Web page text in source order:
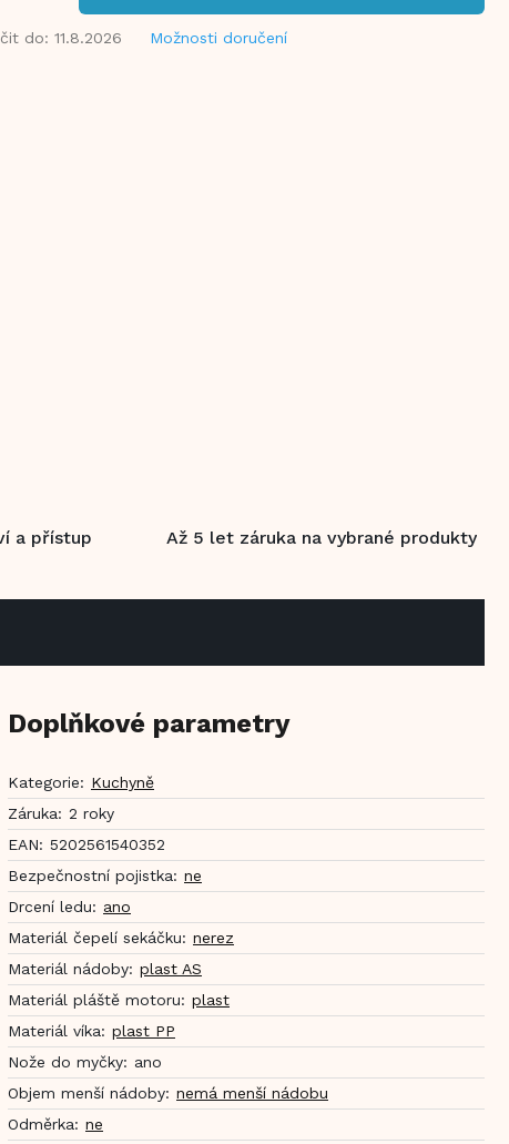
do: 11.8.2026 Možnosti doručení
a přístup Až 5 let záruka na vybrané produkty
Doplňkové parametry
Kategorie: Kuchyně
Záruka: 2 roky
EAN: 5202561540352
Bezpečnostní pojistka: ne
Drcení ledu: ano
Materiál čepelí sekáčku: nerez
Materiál nádoby: plast AS
Materiál pláště motoru: plast
Materiál víka: plast PP
Nože do myčky: ano
Objem menší nádoby: nemá menší nádobu
Odměrka: ne